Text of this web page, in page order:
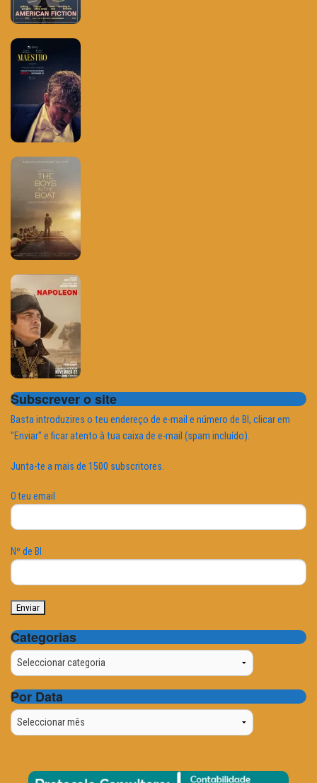
Subscrever o site
Basta introduzires o teu endereço de e-mail e número de BI, clicar em
"Enviar" e ficar atento à tua caixa de e-mail (spam incluído).
Junta-te a mais de 1500 subscritores.
O teu email
Nº de BI
Categorias
Categorias
Por Data
Por
Data